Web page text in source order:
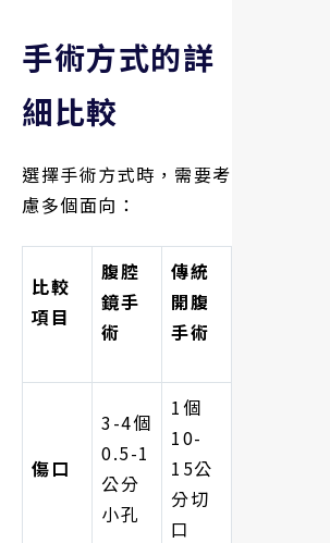
手術方式的詳
細比較
選擇手術方式時，需要考
慮多個面向：
比較
項目
腹腔
鏡手
術
傳統
開腹
手術
傷口
3-4個
0.5-1
公分
小孔
1個
10-
15公
分切
口